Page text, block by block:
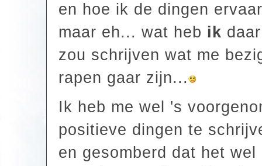
en hoe ik de dingen
maar eh... wat heb ik
zou schrijven wat me
rapen gaar zijn...
Ik heb me wel 's
positieve dingen te
en gesomberd dat het